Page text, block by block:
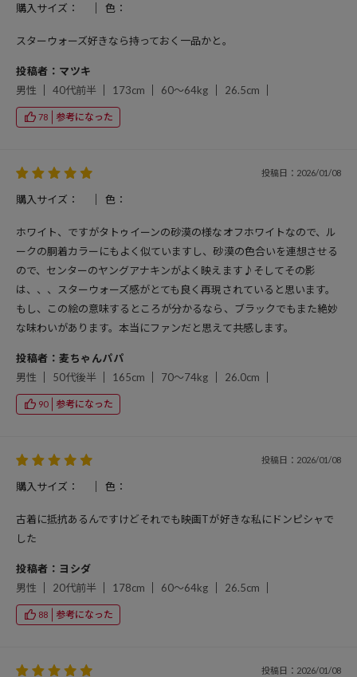
購入サイズ： 色：
スターウォーズ好きなら持っておく一品かと。
投稿者：マツキ
男性
40代前半 173cm 60～64kg 26.5cm
78 参考になった
投稿日：2026/01/08
購入サイズ： 色：
ホワイト、ですがタトゥイーンの砂漠の様なオフホワイトなので、ル
ークの胴着カラーにもよく似ていますし、砂漠の色合いを連想させる
ので、センターのヤングアナキンがよく映えます♪そしてその影
は、、、スターウォーズ感がとても良く再現されていると思います。
もし、この絵の意味するところが分かるなら、ブラックでもまた絶妙
な味わいがあります。本当にファンだと思えて共感します。
投稿者：麦ちゃんパパ
男性
50代後半 165cm 70～74kg 26.0cm
90 参考になった
投稿日：2026/01/08
購入サイズ： 色：
古着に抵抗あるんですけどそれでも映画Tが好きな私にドンピシャで
した
投稿者：ヨシダ
男性
20代前半 178cm 60～64kg 26.5cm
88 参考になった
投稿日：2026/01/08